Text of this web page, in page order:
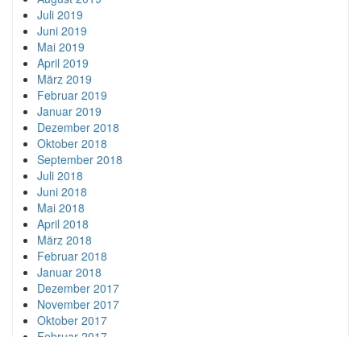
Juli 2019
Juni 2019
Mai 2019
April 2019
März 2019
Februar 2019
Januar 2019
Dezember 2018
Oktober 2018
September 2018
Juli 2018
Juni 2018
Mai 2018
April 2018
März 2018
Februar 2018
Januar 2018
Dezember 2017
November 2017
Oktober 2017